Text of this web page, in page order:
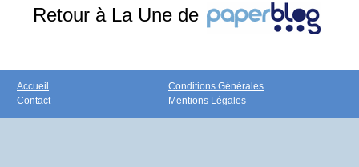
Retour à La Une de
Accueil
Contact
Conditions Générales
Mentions Légales